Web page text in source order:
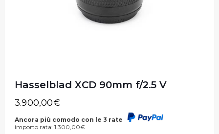
Hasselblad XCD 90mm f/2.5 V
3.900,00€
Ancora più comodo con le 3 rate
importo rata: 1.300,00€